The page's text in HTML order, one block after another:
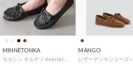
MINNETONKA MANGO